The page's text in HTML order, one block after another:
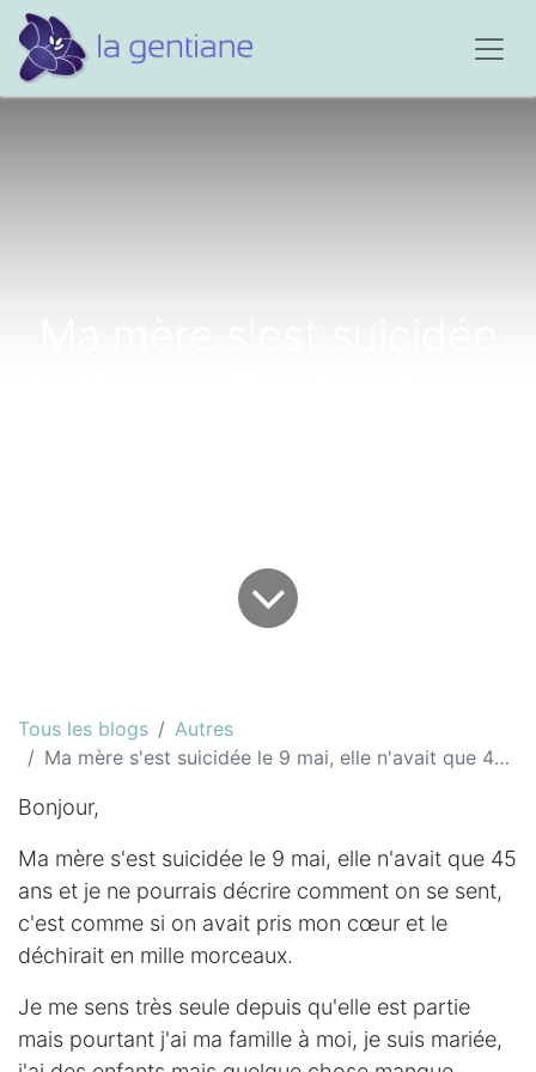
Tous les blogs
Autres
Ma mère s'est suicidée le 9 mai, elle n'avait que 45 ans...
Bonjour,
Ma mère s'est suicidée le 9 mai, elle n'avait que 45
ans et je ne pourrais décrire comment on se sent,
c'est comme si on avait pris mon cœur et le
déchirait en mille morceaux.
Je me sens très seule depuis qu'elle est partie
mais pourtant j'ai ma famille à moi, je suis mariée,